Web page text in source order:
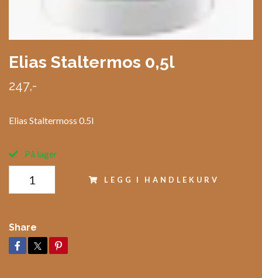
Elias Staltermos 0,5l
247,-
Elias Staltermoss 0.5l
På lager
LEGG I HANDLEKURV
Share